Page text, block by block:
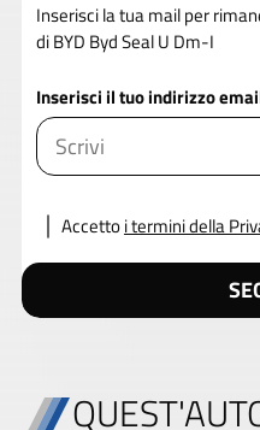
Inserisci la tua mail per
di BYD Byd Seal U Dm-I
Inserisci il tuo indirizzo
Accettoi termini della